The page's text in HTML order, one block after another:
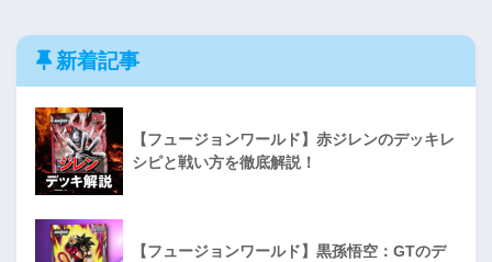
新着記事
【フュージョンワールド】赤ジレンのデッキレ
シピと戦い方を徹底解説！
【フュージョンワールド】黒孫悟空：GTのデ